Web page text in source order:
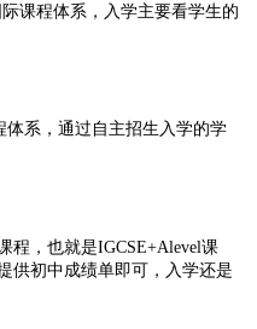
课程体系，入学主要看学生的
体系，通过自主招生入学的学
程，也就是IGCSE+Alevel课
供初中成绩单即可，入学还是